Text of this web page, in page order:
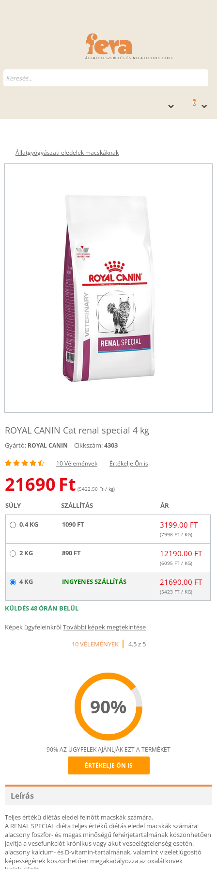
ÁLLATFELSZERELÉS ÉS ÁLLATELEDEL BOLT
0
Állatgyógyászati eledelek macskáknak
ROYAL CANIN Cat renal special 4 kg
Gyártó: ROYAL CANIN Cikkszám:4303
10 Vélemények Értékelje Ön is
21690 Ft (5422.50 Ft / kg)
SÚLY SZÁLLÍTÁS ÁR
0.4 KG 1090 FT 3199.00 FT
(7998 FT / KG)
2 KG 890 FT 12190.00 FT
(6095 FT / KG)
4 KG INGYENES SZÁLLÍTÁS 21690.00 FT
(5423 FT / KG)
KÜLDÉS 48 ÓRÁN BELÜL
Képek ügyfeleinkrőlTovábbi képek megtekintése
10 VÉLEMÉNYEK
4.5 z 5
90%
Recommend
90% AZ ÜGYFELEK AJÁNLJÁK EZT A TERMÉKET
ÉRTÉKELJE ÖN IS
Leírás
Teljes értékű diétás eledel felnőtt macskák számára.
A RENAL SPECIAL diéta teljes értékű diétás eledel macskák számára:
alacsony foszfor- és magas minőségű fehérjetartalmának köszönhetően
javítja a vesefunkciót krónikus vagy akut veseelégtelenség esetén. -
alacsony kalcium- és D-vitamin-tartalmának, valamint vizeletlúgosító
képességének köszönhetően megakadályozza az oxalátkövek